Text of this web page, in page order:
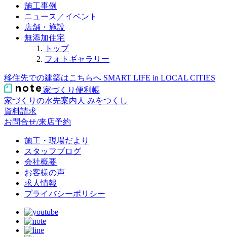
施工事例
ニュース／イベント
店舗・施設
無添加住宅
トップ
フォトギャラリー
移住先での建築はこちらへ SMART LIFE in LOCAL CITIES
家づくり便利帳
家づくりの水先案内人 みをつくし
資料請求
お問合せ/来店予約
施工・現場だより
スタッフブログ
会社概要
お客様の声
求人情報
プライバシーポリシー